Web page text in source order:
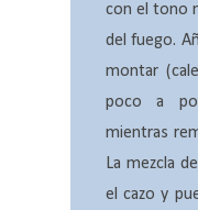
con el tono
del fuego.
montar
poco a
mientras
La mezcla
el cazo y